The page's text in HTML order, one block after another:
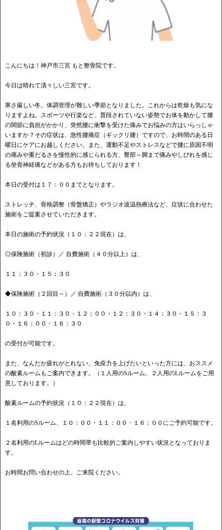
こんにちは！神戸市三宮 もと整骨院です。
今日は晴れて清々しい三宮です。
寒さ厳しい冬。体調管理が難しい季節となりました。これからは乾燥も気にな
りますよね。スポーツや行楽など、普段されていない姿勢でお体を動かして腰
の関節に負担がかかり、突然腰に衝撃を受けた痛みでお悩みの方はいらっしゃ
いますか？その症状は、急性腰痛症（ギックリ腰）ですので、お時間のある日
曜日にケアにお越しください。また、運動不足やストレスなどで腰に原因不明
の痛みや重だるさを慢性的に感じられる方、臀部～脚まで痛みやしびれを感じ
る坐骨神経痛などがある方もお待ちしております！
本日の受付は１７：００までとなります。
ストレッチ、骨格調整（骨盤矯正）やラジオ波温熱療法など、症状に合わせた
施術をご提案させていただきます。
本日の施術の予約状況（１０：２２現在）は、
◎保険施術（初診）／ 自費施術（４０分以上）は、
１１：３０・１５：３０
◆保険施術（２回目～）／ 自費施術（３０分以内）は、
１０：３０・１１：３０・１２：００・１２：３０・１４：３０・１５：３
０・１６：００・１６：３０
の受付が可能です。
また、なんだか疲れがとれない、免疫力を上げたいといった方には、おススメ
の酸素ルームもご案内できます。（１人用のSルーム、２人用のLルームをご用
意しております。）
酸素ルームの予約状況（１０：２２現在）は、
１名利用のSルーム、１０：００・１１：００・１６：００にご予約可能です。
２名利用のLルームはどの時間帯も比較的ご案内しやすい状況となっておりま
す。
お時間お問い合わせの上、ご来院ください。